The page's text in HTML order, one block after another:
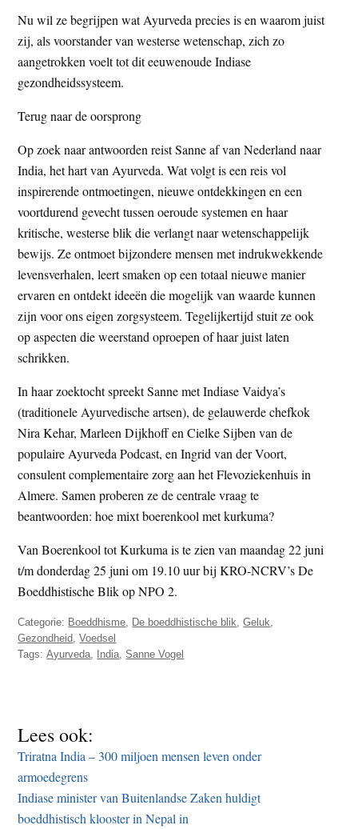
Nu wil ze begrijpen wat Ayurveda precies is en waarom juist
zij, als voorstander van westerse wetenschap, zich zo
aangetrokken voelt tot dit eeuwenoude Indiase
gezondheidssysteem.
Terug naar de oorsprong
Op zoek naar antwoorden reist Sanne af van Nederland naar
India, het hart van Ayurveda. Wat volgt is een reis vol
inspirerende ontmoetingen, nieuwe ontdekkingen en een
voortdurend gevecht tussen oeroude systemen en haar
kritische, westerse blik die verlangt naar wetenschappelijk
bewijs. Ze ontmoet bijzondere mensen met indrukwekkende
levensverhalen, leert smaken op een totaal nieuwe manier
ervaren en ontdekt ideeën die mogelijk van waarde kunnen
zijn voor ons eigen zorgsysteem. Tegelijkertijd stuit ze ook
op aspecten die weerstand oproepen of haar juist laten
schrikken.
In haar zoektocht spreekt Sanne met Indiase Vaidya’s
(traditionele Ayurvedische artsen), de gelauwerde chefkok
Nira Kehar, Marleen Dijkhoff en Cielke Sijben van de
populaire Ayurveda Podcast, en Ingrid van der Voort,
consulent complementaire zorg aan het Flevoziekenhuis in
Almere. Samen proberen ze de centrale vraag te
beantwoorden: hoe mixt boerenkool met kurkuma?
Van Boerenkool tot Kurkuma is te zien van maandag 22 juni
t/m donderdag 25 juni om 19.10 uur bij KRO-NCRV’s De
Boeddhistische Blik op NPO 2.
Categorie: Boeddhisme De boeddhistische blik ,Geluk
Gezondheid ,Voedsel
Tags:Ayurveda India ,Sanne Vogel
Lees ook:
Triratna India – 300 miljoen mensen leven onder
armoedegrens
Indiase minister van Buitenlandse Zaken huldigt
boeddhistisch klooster in Nepal in